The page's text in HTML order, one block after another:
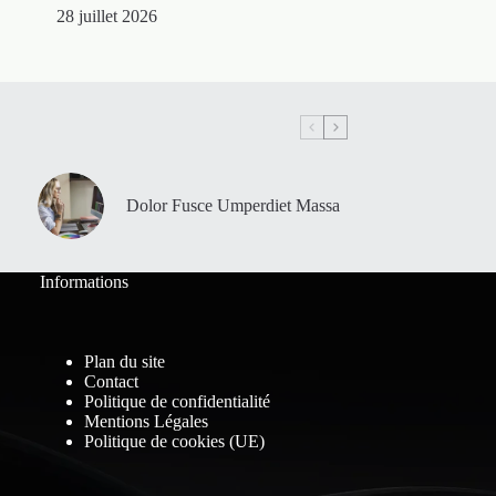
28 juillet 2026
Dolor Fusce Umperdiet Massa
Informations
Plan du site
Contact
Politique de confidentialité
Mentions Légales
Politique de cookies (UE)